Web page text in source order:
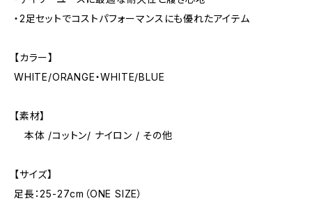
・2足セットでコストパフォーマンスにも優れたアイテム
【カラー】
WHITE/ORANGE・WHITE/BLUE
【素材】
本体 /コットン/ ナイロン / その他
【サイズ】
足長：25-27cm（ONE SIZE）